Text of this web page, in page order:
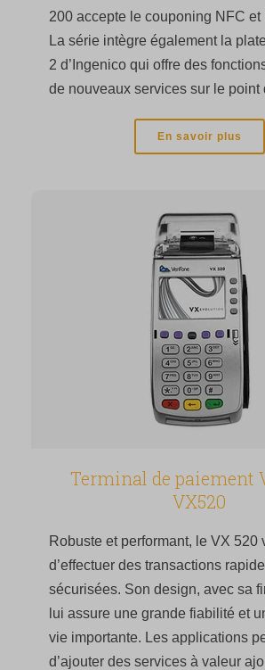
200 accepte le couponing NFC et
La série intègre également la
2 d’Ingenico qui offre des
de nouveaux services sur le point
En savoir plus
Terminal de paiement
VX520
Robuste et performant, le VX 520
d’effectuer des transactions
sécurisées. Son design, avec sa
lui assure une grande fiabilité et
vie importante. Les applications
d’ajouter des services à valeur